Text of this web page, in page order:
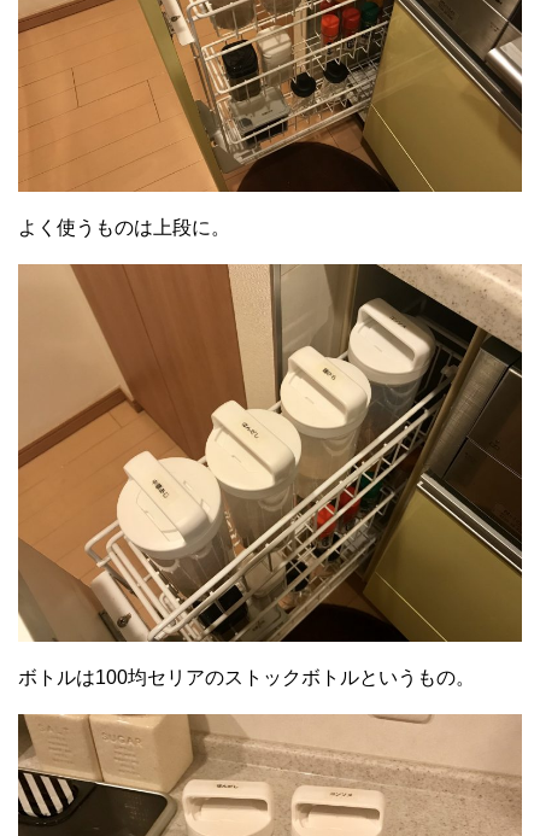
よく使うものは上段に。
ボトルは100均セリアのストックボトルというもの。